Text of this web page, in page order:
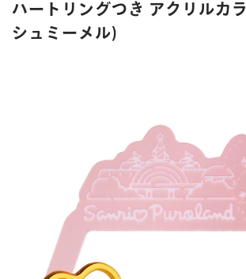
アクセス フロ
サー
ハートリングつき アクリルカ
シュミーメル)